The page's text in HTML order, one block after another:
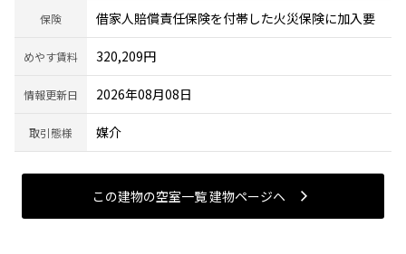
保険 借家人賠償責任保険を付帯した火災保険に加入要
めやす賃料 320,209円
情報更新日 2026年08月08日
取引態様 媒介
この建物の空室一覧 建物ページヘ